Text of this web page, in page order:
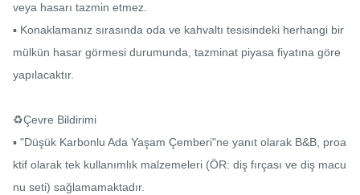
veya hasarı tazmin etmez.
▪ Konaklamanız sırasında oda ve kahvaltı tesisindeki herhangi bir
mülkün hasar görmesi durumunda, tazminat piyasa fiyatına göre
yapılacaktır.
♻️Çevre Bildirimi
▪ "Düşük Karbonlu Ada Yaşam Çemberi"ne yanıt olarak B&B, proa
ktif olarak tek kullanımlık malzemeleri (ÖR: diş fırçası ve diş macu
nu seti) sağlamamaktadır.